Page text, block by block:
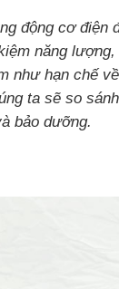
động cơ
năng
như hạn chế
ta sẽ so
bảo dưỡng.